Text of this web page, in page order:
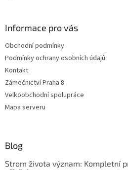
Informace pro vás
Obchodní podmínky
Podmínky ochrany osobních údajů
Kontakt
Zámečnictví Praha 8
Velkoobchodní spolupráce
Mapa serveru
Blog
Strom života význam: Kompletní